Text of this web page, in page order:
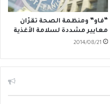
“فاو” ومنظمة الصحة تقرّان
معايير مشددة لسلامة الأغذية
2014/08/21